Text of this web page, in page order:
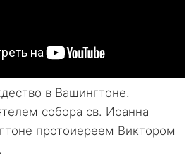
в Вашингтоне.
собора св. Иоанна
протоиереем Виктором